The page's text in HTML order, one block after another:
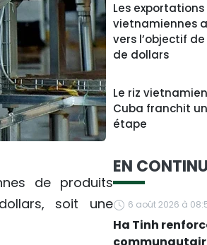
de produits
soit une
Les
vietnamiennes
vers l’objectif
de dollars
Le riz
Cuba franchit
étape
EN CONTINU
6 août 2026 à
Ha Tinh